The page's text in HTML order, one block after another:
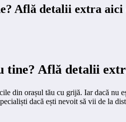
Află detalii extra
Află detalii
din orașul tău cu grijă. Iar dacă
dacă ești nevoit să vii de la